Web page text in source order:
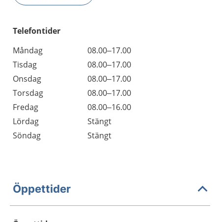
Telefontider
Måndag
08.00–17.00
Tisdag
08.00–17.00
Onsdag
08.00–17.00
Torsdag
08.00–17.00
Fredag
08.00–16.00
Lördag
Stängt
Söndag
Stängt
Öppettider